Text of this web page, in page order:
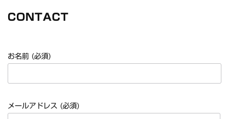
リアム・ギャラガー / 2024年6月3...
*NEW RELEASE (最新約3ヶ月)
マネスキン / 2024年6月9日 ドイ...
*NEW RELEASE (最新約3ヶ月)
メガデス / 2023年8月4日 ドイツ...
CONTACT
お名前 (必須)
メールアドレス (必須)